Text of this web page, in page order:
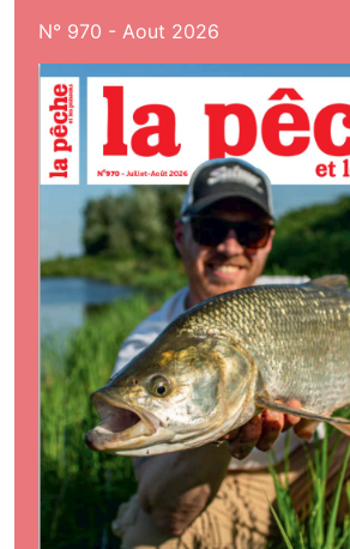
N° 970 - Aout 2026